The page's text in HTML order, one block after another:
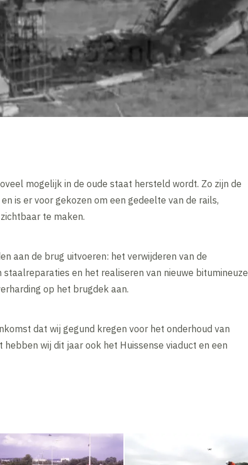
mogelijk in de oude staat hersteld wordt. Zo zijn de
is er voor gekozen om een gedeelte van de rails,
te maken.
aan de brug uitvoeren: het verwijderen van de
en het realiseren van nieuwe bitumineuze
op het brugdek aan.
dat wij gegund kregen voor het onderhoud van
hebben wij dit jaar ook het Huissense viaduct en een